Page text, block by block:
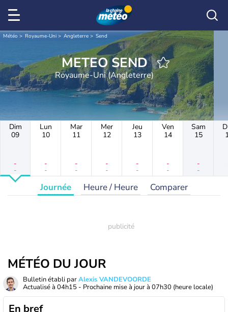
Météo Royaume-Uni Angleterre Send
METEO SEND
Royaume-Uni (Angleterre)
Dim
09
-
-
Lun
10
-
-
Mar
11
-
-
Mer
12
-
-
Jeu
13
-
-
Ven
14
-
-
Sam
15
-
-
Journée Heure / Heure Comparer
MÉTÉO DU JOUR
Bulletin établi parAlexis VANDEVOORDE
Actualisé à 04h15 - Prochaine mise à jour à 07h30 (heure locale)
En bref